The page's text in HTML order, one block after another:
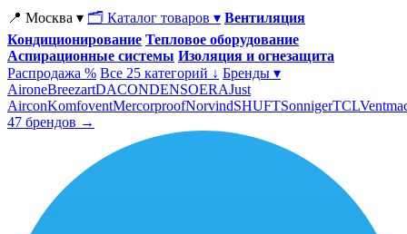
📍 Москва ▾ 🗂 Каталог товаров ▾ Вентиляция
Кондиционирование Тепловое оборудование
Аспирационные системы Изоляция и огнезащита
Распродажа % Все 25 категорий ↓ Бренды ▾
AironeBreezartDACONDENSOERAJust
AirconKomfoventMercorproofNorvindSHUFTSonnigerTCL
47 брендов →